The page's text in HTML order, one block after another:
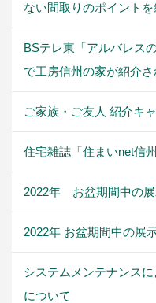
ない間取りのポイント
BSテレ東「アルバレス
で工房信州の家が紹介さ
ご家族・ご友人 紹介キ
住宅雑誌「住まいnet信
2022年 お盆期間中の
2022年 お盆期間中の展
システムメンテナンス
について